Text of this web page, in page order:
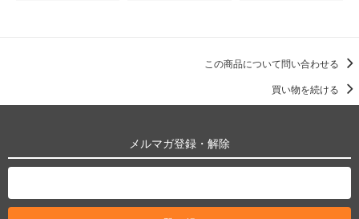
この商品について問い合わせる
買い物を続ける
メルマガ登録・解除